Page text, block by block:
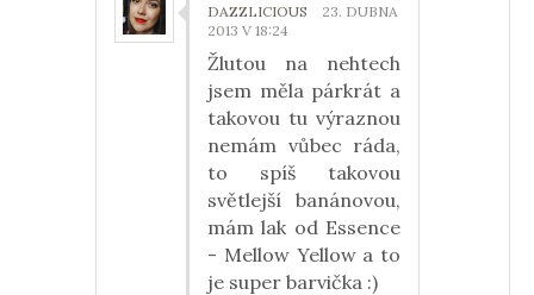
DAZZLICIOUS
23. DUBNA
2013 V 18:24
Žlutou na nehtech
jsem měla párkrát a
takovou tu výraznou
nemám vůbec ráda,
to spíš takovou
světlejší banánovou,
mám lak od Essence
- Mellow Yellow a to
je super barvička :)